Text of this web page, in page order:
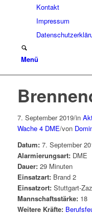
Kontakt
Impressum
Menü
7. September 2019/in
Wache 4 DME/von
Datum:7. September
Alarmierungsart:DME
Dauer:29 Minuten
Einsatzart:Brand 2
Einsatzort:Stuttgart-
Mannschaftsstärke:18
Weitere Kräfte: